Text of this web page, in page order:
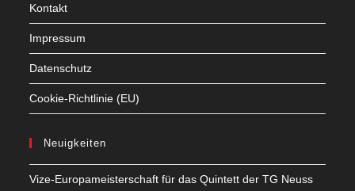
Kontakt
Impressum
Datenschutz
Cookie-Richtlinie (EU)
Neuigkeiten
Vize-Europameisterschaft für das Quintett der TG Neuss